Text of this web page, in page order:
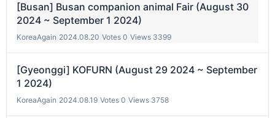
[Busan] Busan companion animal Fair (August 30
2024 ~ September 1 2024)
KoreaAgain 2024.08.20 Votes 0 Views 3399
[Gyeonggi] KOFURN (August 29 2024 ~ September
1 2024)
KoreaAgain 2024.08.19 Votes 0 Views 3758